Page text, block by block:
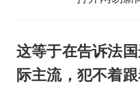
这等于在告诉法
际主流，犯不着